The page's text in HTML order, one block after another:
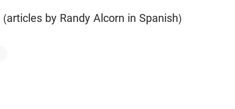
(articles by Randy Alcorn in Spanish)